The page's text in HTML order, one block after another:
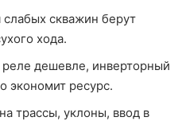
слабых скважин берут
хода.
дешевле, инверторный
экономит ресурс.
трассы, уклоны, ввод в